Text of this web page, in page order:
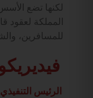
لكنها تضع
المملكة لعقود
للمسافرين،
الرئيس